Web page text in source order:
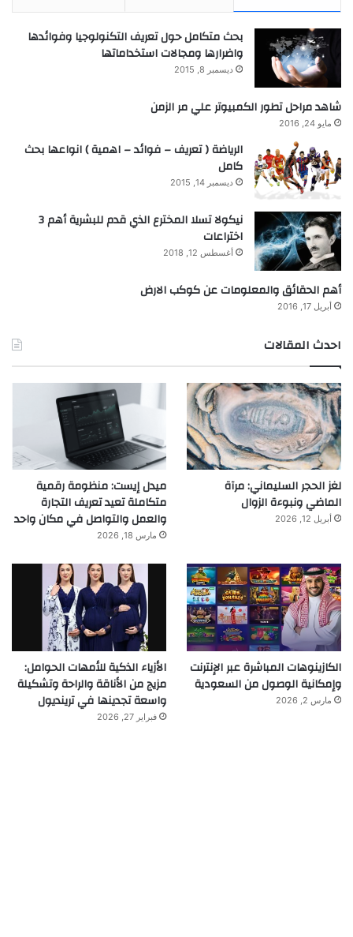
بحث متكامل حول تعريف التكنولوجيا وفوائدها
واضرارها ومجالات استخداماتها
ديسمبر 8, 2015
شاهد مراحل تطور الكمبيوتر علي مر الزمن
مايو 24, 2016
الرياضة ( تعريف – فوائد – اهمية ) انواعها بحث
كامل
ديسمبر 14, 2015
نيكولا تسلا المخترع الذي قدم للبشرية أهم 3
اختراعات
أغسطس 12, 2018
أهم الحقائق والمعلومات عن كوكب الارض
أبريل 17, 2016
احدث المقالات
لغز الحجر السليماني: مرآة
الماضي ونبوءة الزوال
أبريل 12, 2026
ميدل إيست: منظومة رقمية
متكاملة تعيد تعريف التجارة
والعمل والتواصل في مكان واحد
مارس 18, 2026
الكازينوهات المباشرة عبر الإنترنت
وإمكانية الوصول من السعودية
مارس 2, 2026
الأزياء الذكية للأمهات الحوامل:
مزيج من الأناقة والراحة وتشكيلة
واسعة تجدينها في ترينديول
فبراير 27, 2026